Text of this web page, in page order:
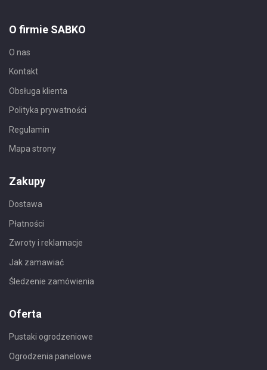
O firmie SABKO
O nas
Kontakt
Obsługa klienta
Polityka prywatności
Regulamin
Mapa strony
Zakupy
Dostawa
Płatności
Zwroty i reklamacje
Jak zamawiać
Śledzenie zamówienia
Oferta
Pustaki ogrodzeniowe
Ogrodzenia panelowe